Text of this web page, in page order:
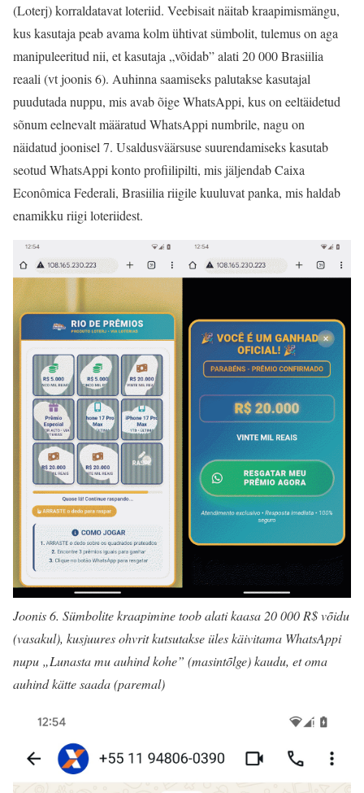
(Loterj) korraldatavat loteriid. Veebisait näitab kraapimismängu,
kus kasutaja peab avama kolm ühtivat sümbolit, tulemus on aga
manipuleeritud nii, et kasutaja „võidab” alati 20 000 Brasiilia
reaali (vt joonis 6). Auhinna saamiseks palutakse kasutajal
puudutada nuppu, mis avab õige WhatsAppi, kus on eeltäidetud
sõnum eelnevalt määratud WhatsAppi numbrile, nagu on
näidatud joonisel 7. Usaldusväärsuse suurendamiseks kasutab
seotud WhatsAppi konto profiilipilti, mis jäljendab Caixa
Econômica Federali, Brasiilia riigile kuuluvat panka, mis haldab
enamikku riigi loteriidest.
Joonis 6. Sümbolite kraapimine toob alati kaasa 20 000 R$ võidu
(vasakul), kusjuures ohvrit kutsutakse üles käivitama WhatsAppi
nupu „Lunasta mu auhind kohe” (masintõlge) kaudu, et oma
auhind kätte saada (paremal)